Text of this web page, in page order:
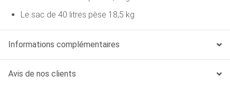
Le sac de 40 litres pèse 18,5 kg
Informations complémentaires
Avis de nos clients